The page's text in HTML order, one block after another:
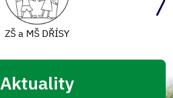
ZŠ a MŠ DŘÍSY
Aktuality